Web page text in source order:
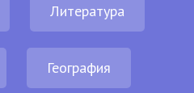
Литература
География